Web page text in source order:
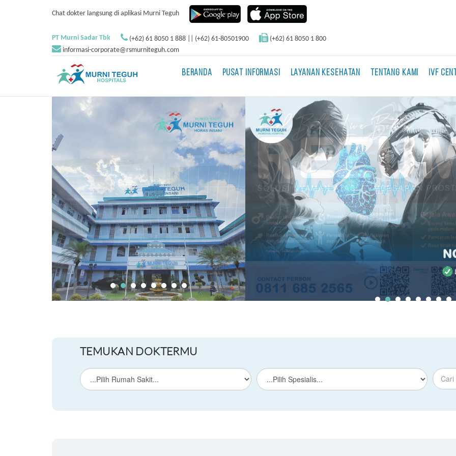
Chat dokter langsung di aplikasi Murni Teguh
PT Murni Sadar Tbk (+62) 61 8050 1 888 || (+62) 61-80501900
(+62) 61 8050 1 800
informasi-corporate@rsmurniteguh.com
BERANDA PUSAT INFORMASI LAYANAN KESEHATAN TENTANG KAMI IVF
TEMUKAN DOKTERMU